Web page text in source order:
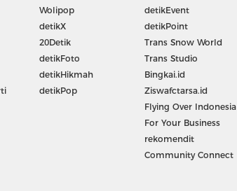
Wolipop
detikX
20Detik
detikFoto
detikHikmah
detikPop
detikEvent
detikPoint
Trans Snow World
Trans Studio
Bingkai.id
Ziswafctarsa.id
Flying Over Indonesia
For Your Business
rekomendit
Community Connect